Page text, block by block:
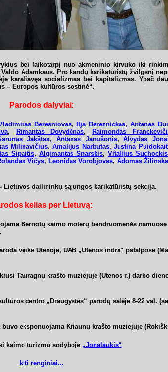
bei laikotarpį nuo akmeninio kirvuko iki
Adamkaus. Pro kandų karikatūristų žvilgsnį
karaliavęs socializmas bei kapitalizmas. Ypač
– Europos kultūros sostinė“.
Parodos dalyviai:
Beresniovas, Ilja Bereznickas, Antanas
, Rimantas Dovydėnas, Raimondas
Jakštas, Antanas Janušonis,Alvydas
Milinavičius, Amalijus Narbutas,Justina
Sipaitis,Algimantas Snarskis,Vitalijus Suchockis
Vičys, Leonidas Vorobjovas, Adomas
Lietuvos dailininkų sąjungos karikatūristų sekcija.
kelias per Lietuvą:
Bernotų kaimo moterų bendruomenės
veikė Utenoje, UAB „Utenos indra“ patalpose
Tauragnų krašto muziejuje (Utenos r.) darbo
centro „Draugystės“ parodų salėje 8-22 val.
eksponuojama Kriaunų krašto muziejuje
kaimo turizmo sodyboje „Jonalaukis“
kiti renginiai...